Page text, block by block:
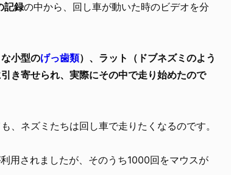
記録の中から、回し車が動いた時のビデオを分
な小型のげっ歯類）、ラット（ドブネズミのよう
き寄せられ、実際にその中で走り始めたので
、ネズミたちは回し車で走りたくなるのです。
用されましたが、そのうち1000回をマウスが